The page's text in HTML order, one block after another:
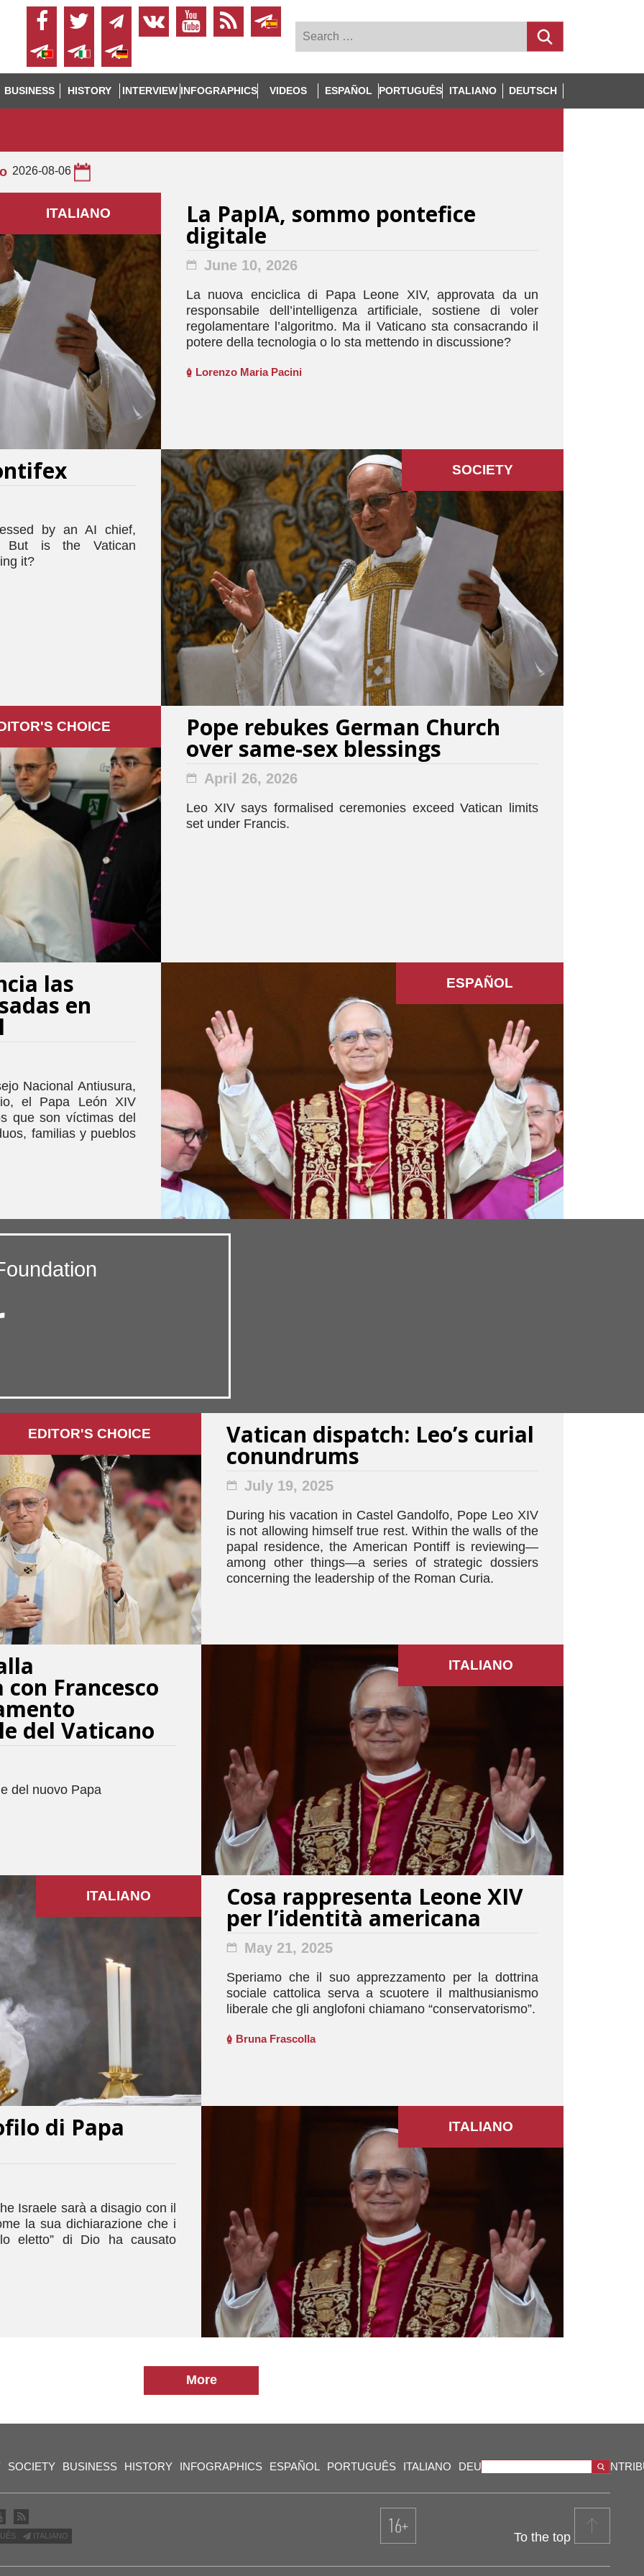
BUSINESS HISTORY INTERVIEW INFOGRAPHICS VIDEOS ESPAÑOL PORTUGUÊS ITALIANO DEUTSCH
2026-08-06
ITALIANO La PapIA, sommo pontefice
digitale
June 10, 2026
La nuova enciclica di Papa Leone XIV, approvata da un
responsabile dell’intelligenza artificiale, sostiene di voler
regolamentare l’algoritmo. Ma il Vaticano sta consacrando il
potere della tecnologia o lo sta mettendo in discussione?
Lorenzo Maria Pacini
by an AI chief,
But is the Vatican
it?
SOCIETY
СHOICE Pope rebukes German Church
over same-sex blessings
April 26, 2026
Leo XIV says formalised ceremonies exceed Vatican limits
set under Francis.
las
en
Nacional Antiusura,
el Papa León XIV
que son víctimas del
familias y pueblos
ESPAÑOL
EDITOR'S СHOICE Vatican dispatch: Leo’s curial
conundrums
July 19, 2025
During his vacation in Castel Gandolfo, Pope Leo XIV
is not allowing himself true rest. Within the walls of the
papal residence, the American Pontiff is reviewing—
among other things—a series of strategic dossiers
concerning the leadership of the Roman Curia.
Francesco
del Vaticano
del nuovo Papa
ITALIANO
ITALIANO Cosa rappresenta Leone XIV
per l’identità americana
May 21, 2025
Speriamo che il suo apprezzamento per la dottrina
sociale cattolica serva a scuotere il malthusianismo
liberale che gli anglofoni chiamano “conservatorismo”.
Bruna Frascolla
di Papa
Israele sarà a disagio con il
la sua dichiarazione che i
eletto” di Dio ha causato
ITALIANO
More
SOCIETY BUSINESS HISTORY INFOGRAPHICS ESPAÑOL PORTUGUÊS ITALIANO DEUTSCH OUR
ITALIANO To the top